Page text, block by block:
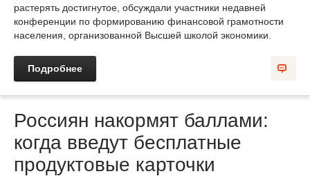
растерять достигнутое, обсуждали участники недавней
конференции по формированию финансовой грамотности
населения, организованной Высшей школой экономики.
Подробнее
Россиян накормят баллами:
когда введут бесплатные
продуктовые карточки